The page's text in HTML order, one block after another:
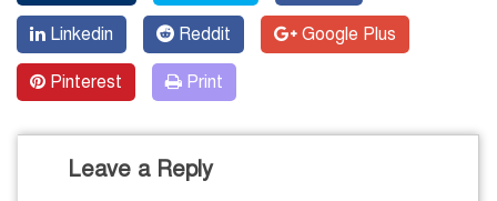
Linkedin Reddit Google Plus
Pinterest Print
Leave a Reply